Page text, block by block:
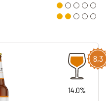
8,3
14.0%